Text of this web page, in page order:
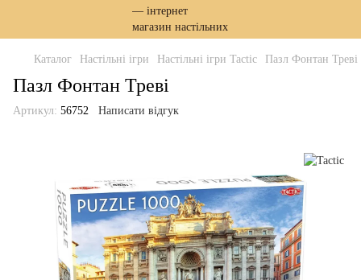
Каталог Настільні ігри Настільні ігри Tactic Пазл Фонтан Треві
Пазл Фонтан Треві
Артикул: 56752 Написати відгук